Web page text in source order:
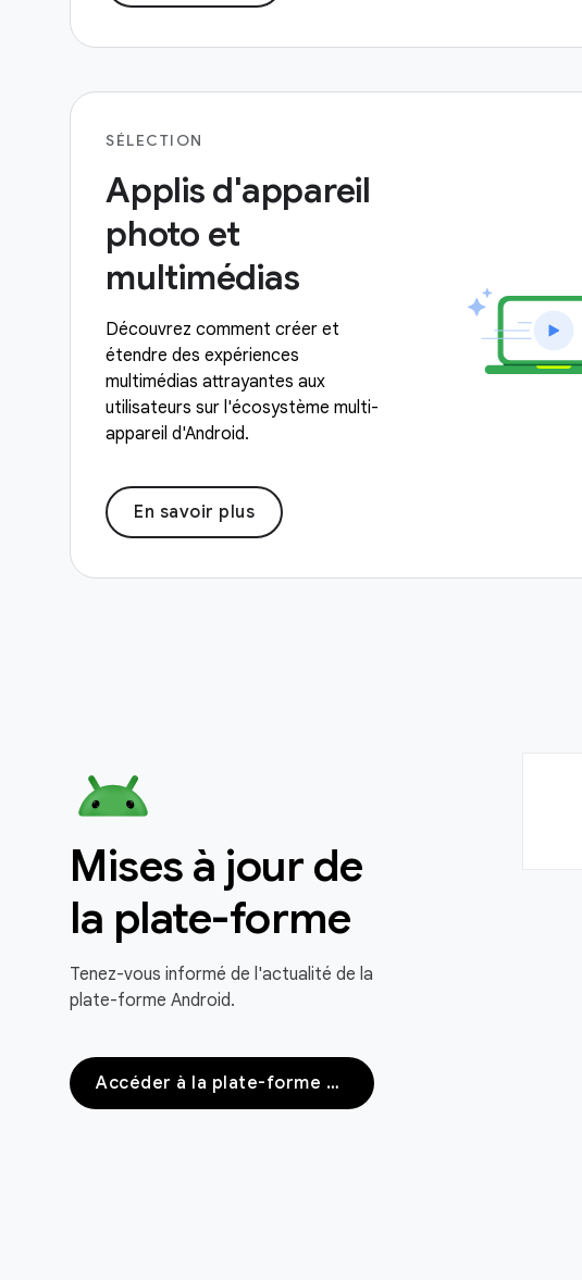
SÉLECTION
Applis d'appareil
photo et
multimédias
Découvrez comment créer et
étendre des expériences
multimédias attrayantes aux
utilisateurs sur l'écosystème multi-
appareil d'Android.
En savoir plus
Mises à jour de
la plate-forme
Tenez-vous informé de l'actualité de la
plate-forme Android.
Accéder à la plate-forme Android